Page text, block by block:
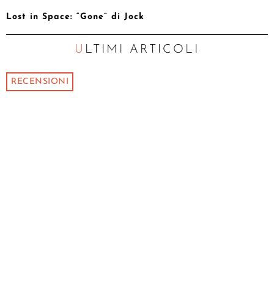
Lost in Space: “Gone” di Jock
ULTIMI ARTICOLI
RECENSIONI